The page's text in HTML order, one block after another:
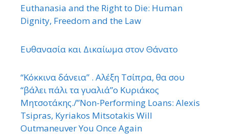
Euthanasia and the Right to Die: Human
Dignity, Freedom and the Law
Ευθανασία και Δικαίωμα στον Θάνατο
“Κόκκινα δάνεια” . Αλέξη Τσίπρα, θα σου
“βάλει πάλι τα γυαλιά”ο Κυριάκος
Μητσοτάκης./”Non-Performing Loans: Alexis
Tsipras, Kyriakos Mitsotakis Will
Outmaneuver You Once Again